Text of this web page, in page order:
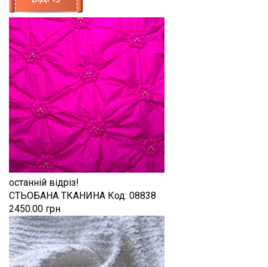
останній відріз!
СТЬОБАНА ТКАНИНА Код: 08838
2450.00 грн